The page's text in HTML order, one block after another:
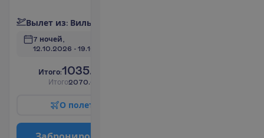
Вылет из: Виль
7 ночей,
12.10.2026 - 19.10.2026
И того:1035.00
Итого2070.00
О полет